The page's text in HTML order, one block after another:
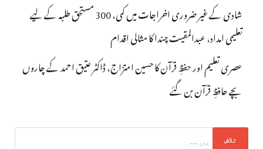
شادی کے غیر ضروری اخراجات میں کمی، 300 مستحق طلبہ کے لیے
تعلیمی امداد، عبدالمقیت چندا کا مثالی اقدام
عصری تعلیم اور حفظِ قرآن کا حسین امتزاج، ڈاکٹر عتیق احمد کے چاروں
بچے حافظِ قرآن بن گئے